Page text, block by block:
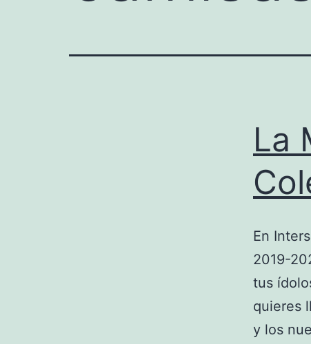
La
En
2019-
tus
quieres
y los